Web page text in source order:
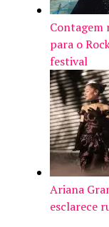
Contagem
para o
festival
Ariana
esclarece